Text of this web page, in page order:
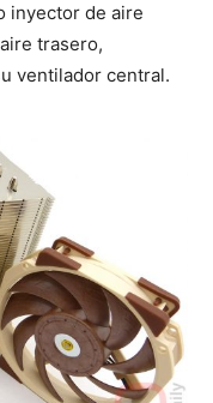
inyector de aire
trasero,
ventilador central.